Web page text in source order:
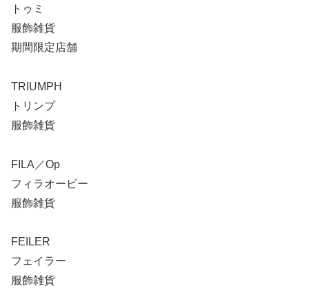
トゥミ
服飾雑貨
期間限定店舗
TRIUMPH
トリンプ
服飾雑貨
FILA／Op
フィラオーピー
服飾雑貨
FEILER
フェイラー
服飾雑貨